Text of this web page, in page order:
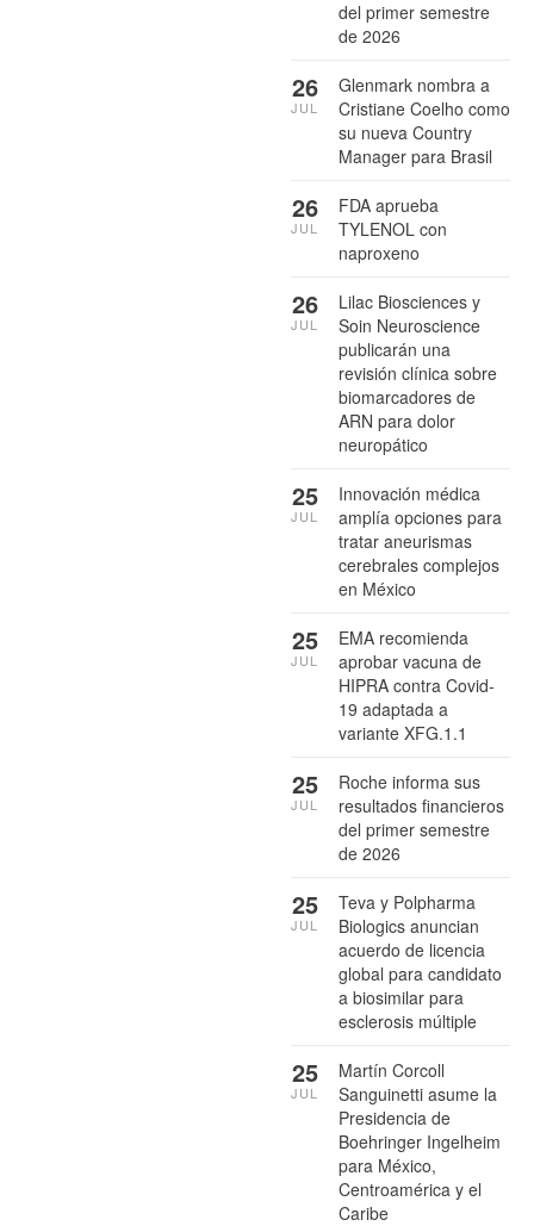
del primer semestre
de 2026
Glenmark nombra a
Cristiane Coelho como
su nueva Country
Manager para Brasil
26
JUL
FDA aprueba
TYLENOL con
naproxeno
26
JUL
Lilac Biosciences y
Soin Neuroscience
publicarán una
revisión clínica sobre
biomarcadores de
ARN para dolor
neuropático
26
JUL
Innovación médica
amplía opciones para
tratar aneurismas
cerebrales complejos
en México
25
JUL
EMA recomienda
aprobar vacuna de
HIPRA contra Covid-
19 adaptada a
variante XFG.1.1
25
JUL
Roche informa sus
resultados financieros
del primer semestre
de 2026
25
JUL
Teva y Polpharma
Biologics anuncian
acuerdo de licencia
global para candidato
a biosimilar para
esclerosis múltiple
25
JUL
Martín Corcoll
Sanguinetti asume la
Presidencia de
Boehringer Ingelheim
para México,
Centroamérica y el
Caribe
25
JUL